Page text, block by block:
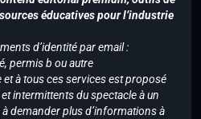
éducatives pour l’industrie
d’identité par email :
permis b ou autre
et à tous ces services est proposé
intermittents du spectacle à un
demander plus d’informations à